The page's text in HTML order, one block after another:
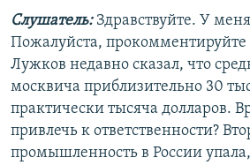
Слушатель: Здравствуйте. У
Пожалуйста,
Лужков недавно сказал, что
москвича приблизительно 30
практически тысяча долларов.
привлечь к ответственности?
промышленность в России упала,